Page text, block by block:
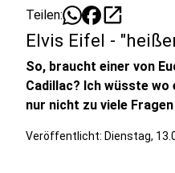
Teilen: open_in_new
Elvis Eifel -
So, braucht einer von
Cadillac? Ich wüsste
nur nicht zu viele
Veröffentlicht: Dienstag,